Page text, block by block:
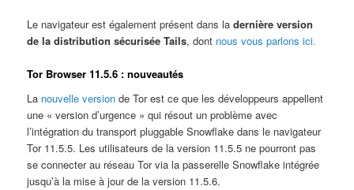
Le navigateur est également présent dans ladernière version
de la distribution sécurisée Tails, dont nous vous parlons ici.
Tor Browser 11.5.6 : nouveautés
La nouvelle version de Tor est ce que les développeurs appellent
une « version d’urgence » qui résout un problème avec
l’intégration du transport pluggable Snowflake dans le navigateur
Tor 11.5.5. Les utilisateurs de la version 11.5.5 ne pourront pas
se connecter au réseau Tor via la passerelle Snowflake intégrée
jusqu’à la mise à jour de la version 11.5.6.